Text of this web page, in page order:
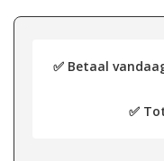
✅ Betaal
✅